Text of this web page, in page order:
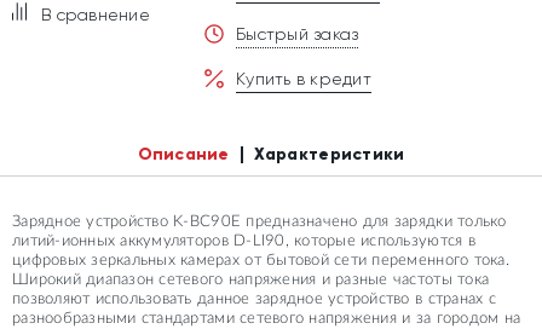
В сравнение
Быстрый заказ
Купить в кредит
Описание Характеристики
Зарядное устройство K-BC90E предназначено для зарядки только
литий-ионных аккумуляторов D-LI90, которые используются в
цифровых зеркальных камерах от бытовой сети переменного тока.
Широкий диапазон сетевого напряжения и разные частоты тока
позволяют использовать данное зарядное устройство в странах с
разнообразными стандартами сетевого напряжения и за городом на